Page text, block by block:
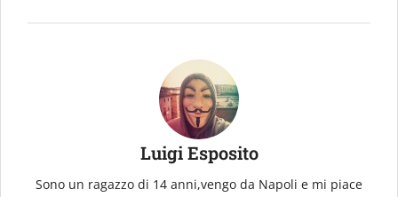
Luigi Esposito
Sono un ragazzo di 14 anni,vengo da Napoli e mi piace